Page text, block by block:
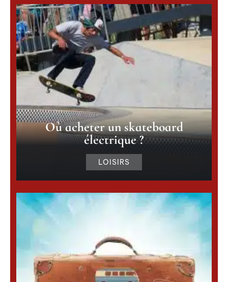
Où acheter un skateboard
électrique ?
LOISIRS